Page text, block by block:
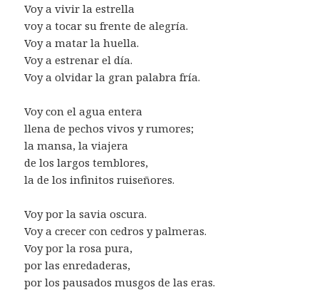
Voy a vivir la estrella
voy a tocar su frente de alegría.
Voy a matar la huella.
Voy a estrenar el día.
Voy a olvidar la gran palabra fría.
Voy con el agua entera
llena de pechos vivos y rumores;
la mansa, la viajera
de los largos temblores,
la de los infinitos ruiseñores.
Voy por la savia oscura.
Voy a crecer con cedros y palmeras.
Voy por la rosa pura,
por las enredaderas,
por los pausados musgos de las eras.